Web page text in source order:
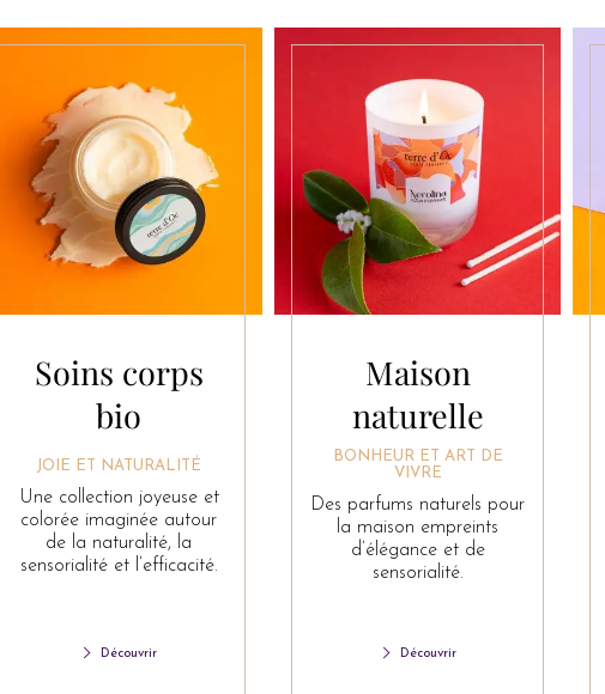
Soins corps
bio
JOIE ET NATURALITÉ
Une collection joyeuse et
colorée imaginée autour
de la naturalité, la
sensorialité et l’efficacité.
Découvrir
Maison
naturelle
BONHEUR ET ART DE
VIVRE
Des parfums naturels pour
la maison empreints
d’élégance et de
sensorialité.
Découvrir